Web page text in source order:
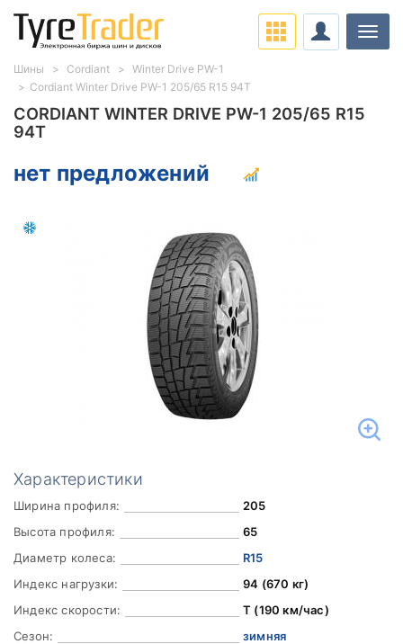
CORDIANT WINTER DRIVE PW-1 205/65 R15
94T
нет предложений
Характеристики
Ширина профиля:
205
Высота профиля:
65
Диаметр колеса:
R15
Индекс нагрузки:
94 (670 кг)
Индекс скорости:
T (190 км/час)
Сезон:
зимняя
Шины Cordiant
Winter Drive PW-1
Cordiant Winter Drive PW-1 205/65 R15 94T